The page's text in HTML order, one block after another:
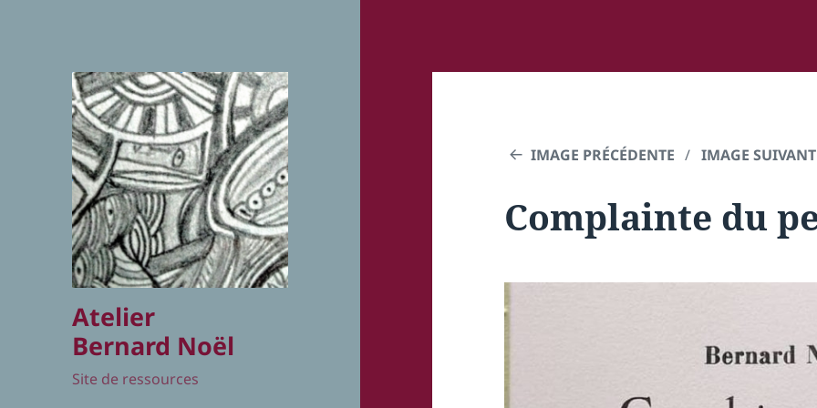
Atelier
Bernard Noël
Site de ressources
IMAGE PRÉCÉDENTE IMAGE
Complainte du